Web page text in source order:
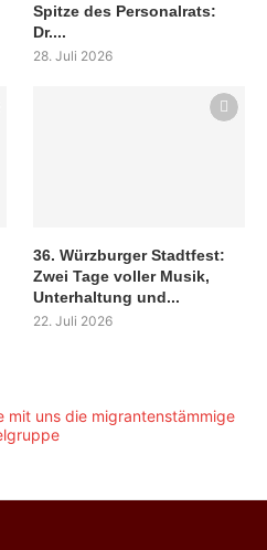
Spitze des Personalrats:
Dr....
28. Juli 2026
36. Würzburger Stadtfest:
Zwei Tage voller Musik,
Unterhaltung und...
22. Juli 2026